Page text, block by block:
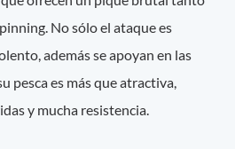
No sólo el ataque es
además se apoyan en las
pesca es más que atractiva,
y mucha resistencia.